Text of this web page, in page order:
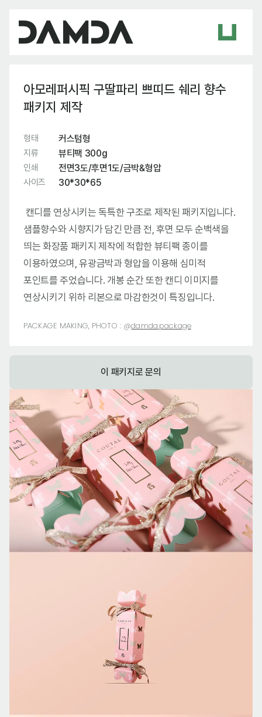
아모레퍼시픽 구딸파리 쁘띠드 쉐리 향수
패키지 제작
형태 커스텀형
지류 뷰티팩 300g
인쇄 전면3도/후면1도/금박&형압
사이즈 30*30*65
캔디를 연상시키는 독특한 구조로 제작된 패키지입니다.
샘플향수와 시향지가 담긴 만큼 전, 후면 모두 순백색을
띄는 화장품 패키지 제작에 적합한 뷰티팩 종이를
이용하였으며, 유광금박과 형압을 이용해 심미적
포인트를 주었습니다. 개봉 순간 또한 캔디 이미지를
연상시키기 위하 리본으로 마감한것이 특징입니다.
PACKAGE MAKING, PHOTO : @damda.package
이 패키지로 문의